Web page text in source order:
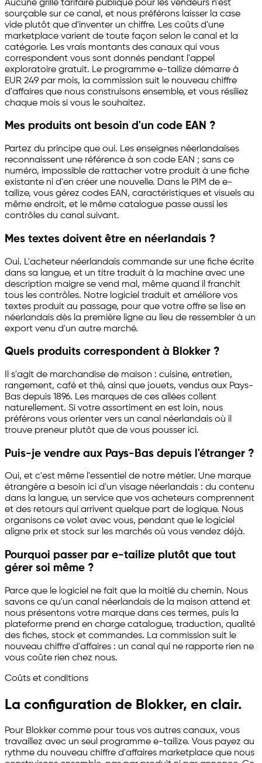
Aucune grille tarifaire publique pour les vendeurs n'est
sourçable sur ce canal, et nous préférons laisser la case
vide plutôt que d'inventer un chiffre. Les coûts d'une
marketplace varient de toute façon selon le canal et la
catégorie. Les vrais montants des canaux qui vous
correspondent vous sont donnés pendant l'appel
exploratoire gratuit. Le programme e-tailize démarre à
EUR 249 par mois, la commission suit le nouveau chiffre
d'affaires que nous construisons ensemble, et vous résiliez
chaque mois si vous le souhaitez.
Mes produits ont besoin d'un code EAN ?
Partez du principe que oui. Les enseignes néerlandaises
reconnaissent une référence à son code EAN ; sans ce
numéro, impossible de rattacher votre produit à une fiche
existante ni d'en créer une nouvelle. Dans le PIM de e-
tailize, vous gérez codes EAN, caractéristiques et visuels au
même endroit, et le même catalogue passe aussi les
contrôles du canal suivant.
Mes textes doivent être en néerlandais ?
Oui. L'acheteur néerlandais commande sur une fiche écrite
dans sa langue, et un titre traduit à la machine avec une
description maigre se vend mal, même quand il franchit
tous les contrôles. Notre logiciel traduit et améliore vos
textes produit au passage, pour que votre offre se lise en
néerlandais dès la première ligne au lieu de ressembler à un
export venu d'un autre marché.
Quels produits correspondent à Blokker ?
Il s'agit de marchandise de maison : cuisine, entretien,
rangement, café et thé, ainsi que jouets, vendus aux Pays-
Bas depuis 1896. Les marques de ces allées collent
naturellement. Si votre assortiment en est loin, nous
préférons vous orienter vers un canal néerlandais où il
trouve preneur plutôt que de vous pousser ici.
Puis-je vendre aux Pays-Bas depuis l'étranger ?
Oui, et c'est même l'essentiel de notre métier. Une marque
étrangère a besoin ici d'un visage néerlandais : du contenu
dans la langue, un service que vos acheteurs comprennent
et des retours qui arrivent quelque part de logique. Nous
organisons ce volet avec vous, pendant que le logiciel
aligne prix et stock sur les marchés où vous vendez déjà.
Pourquoi passer par e-tailize plutôt que tout
gérer soi même ?
Parce que le logiciel ne fait que la moitié du chemin. Nous
savons ce qu'un canal néerlandais de la maison attend et
nous présentons votre marque dans ces termes, puis la
plateforme prend en charge catalogue, traduction, qualité
des fiches, stock et commandes. La commission suit le
nouveau chiffre d'affaires : un canal qui ne rapporte rien ne
vous coûte rien chez nous.
Coûts et conditions
La configuration de Blokker, en clair.
Pour Blokker comme pour tous vos autres canaux, vous
travaillez avec un seul programme e-tailize. Vous payez au
rythme du nouveau chiffre d'affaires marketplace que nous